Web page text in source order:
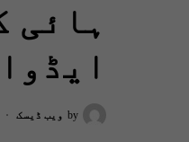
ہائی
by ویب ڈیسک